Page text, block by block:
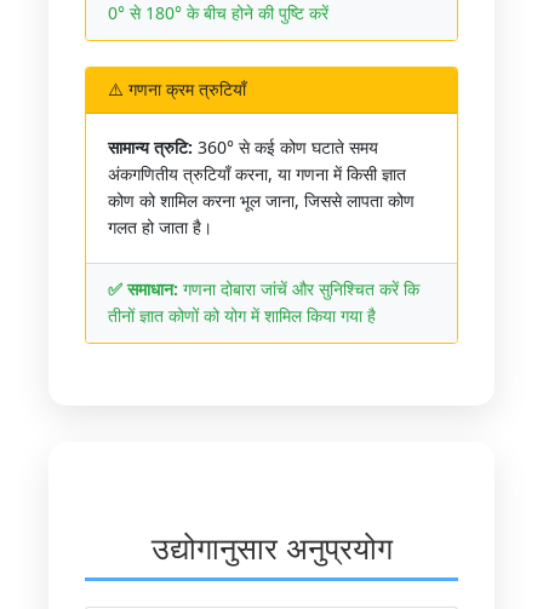
0° से 180° के बीच होने की पुष्टि करें
⚠️ गणना क्रम त्रुटियाँ
सामान्य त्रुटि: 360° से कई कोण घटाते समय
अंकगणितीय त्रुटियाँ करना, या गणना में किसी ज्ञात
कोण को शामिल करना भूल जाना, जिससे लापता कोण
गलत हो जाता है।
✅ समाधान: गणना दोबारा जांचें और सुनिश्चित करें कि
तीनों ज्ञात कोणों को योग में शामिल किया गया है
उद्योगानुसार अनुप्रयोग